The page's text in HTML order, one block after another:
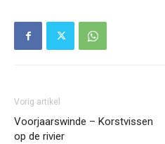
Vorig artikel
Voorjaarswinde – Korstvissen
op de rivier